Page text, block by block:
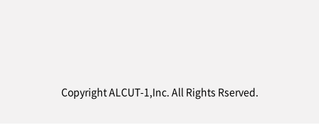
Copyright ALCUT-1,Inc. All Rights Rserved.